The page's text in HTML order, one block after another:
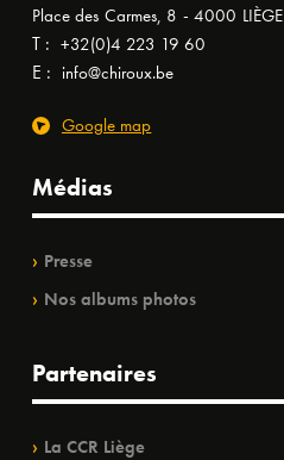
Place des Carmes, 8 - 4000 LIÈGE
T : +32(0)4 223 19 60
E : info@chiroux.be
Google map
Médias
Presse
Nos albums photos
Partenaires
La CCR Liège